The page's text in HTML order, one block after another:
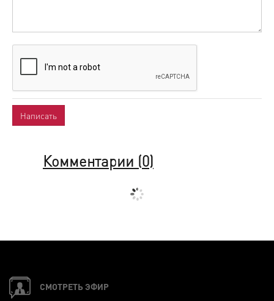
Комментарии (0)
СМОТРЕТЬ ЭФИР